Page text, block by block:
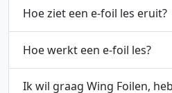
Hoe ziet een e-foil les eruit?
Hoe werkt een e-foil les?
Ik wil graag Wing Foilen,